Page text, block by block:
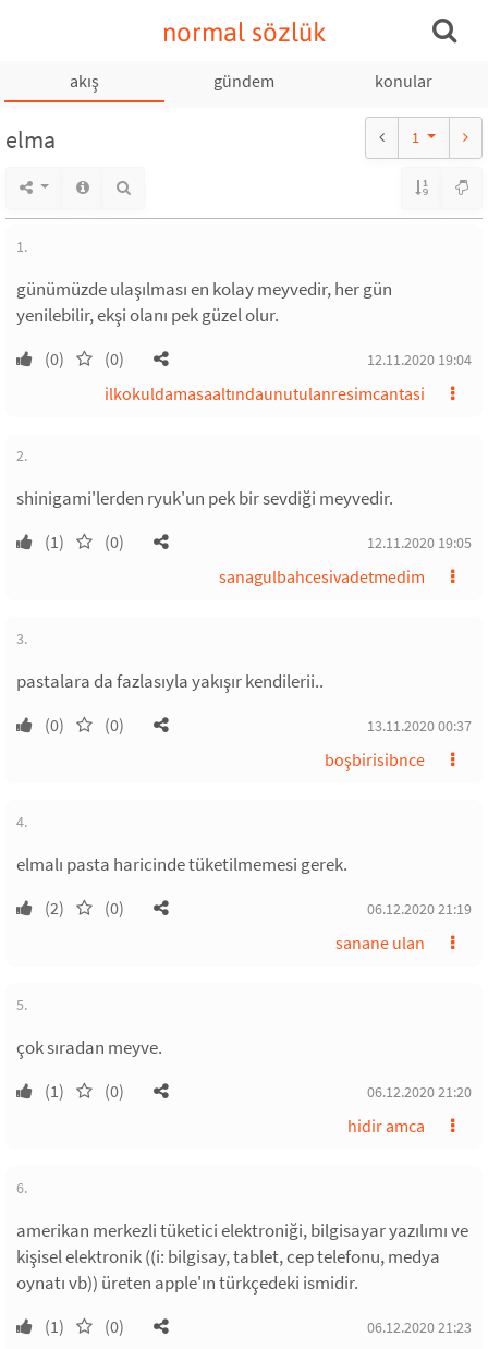
normal sözlük
akış gündem konular
elma 1
1.
günümüzde ulaşılması en kolay meyvedir, her gün
yenilebilir, ekşi olanı pek güzel olur.
(0) (0) 12.11.2020 19:04
ilkokuldamasaaltındaunutulanresimcantasi
2.
shinigami'lerden ryuk'un pek bir sevdiği meyvedir.
(1) (0) 12.11.2020 19:05
sanagulbahcesivadetmedim
3.
pastalara da fazlasıyla yakışır kendilerii..
(0) (0) 13.11.2020 00:37
boşbirisibnce
4.
elmalı pasta haricinde tüketilmemesi gerek.
(2) (0) 06.12.2020 21:19
sanane ulan
5.
çok sıradan meyve.
(1) (0) 06.12.2020 21:20
hidir amca
6.
amerikan merkezli tüketici elektroniği, bilgisayar yazılımı ve
kişisel elektronik ((i: bilgisay, tablet, cep telefonu, medya
oynatı vb)) üreten apple'ın türkçedeki ismidir.
(1) (0) 06.12.2020 21:23